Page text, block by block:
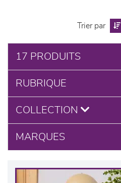
literie
décoration
Trier par
17 PRODUITS
RUBRIQUE
COLLECTION
MARQUES